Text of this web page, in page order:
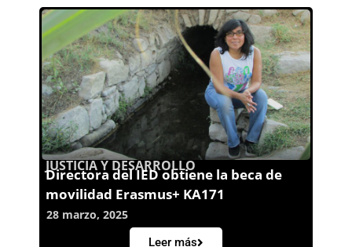
JUSTICIA Y DESARROLLO
Directora del IED obtiene la beca de
movilidad Erasmus+ KA171
28 marzo, 2025
Leer más